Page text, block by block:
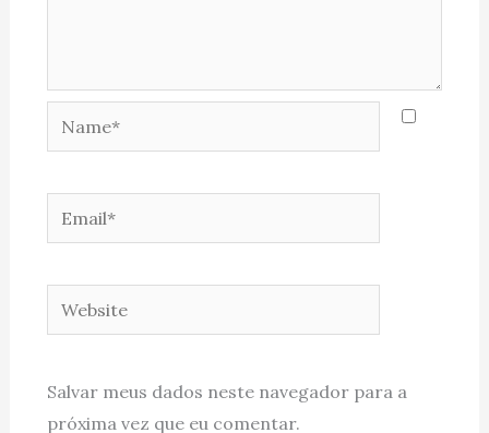
Name*
Email*
Website
Salvar meus dados neste navegador para a
próxima vez que eu comentar.